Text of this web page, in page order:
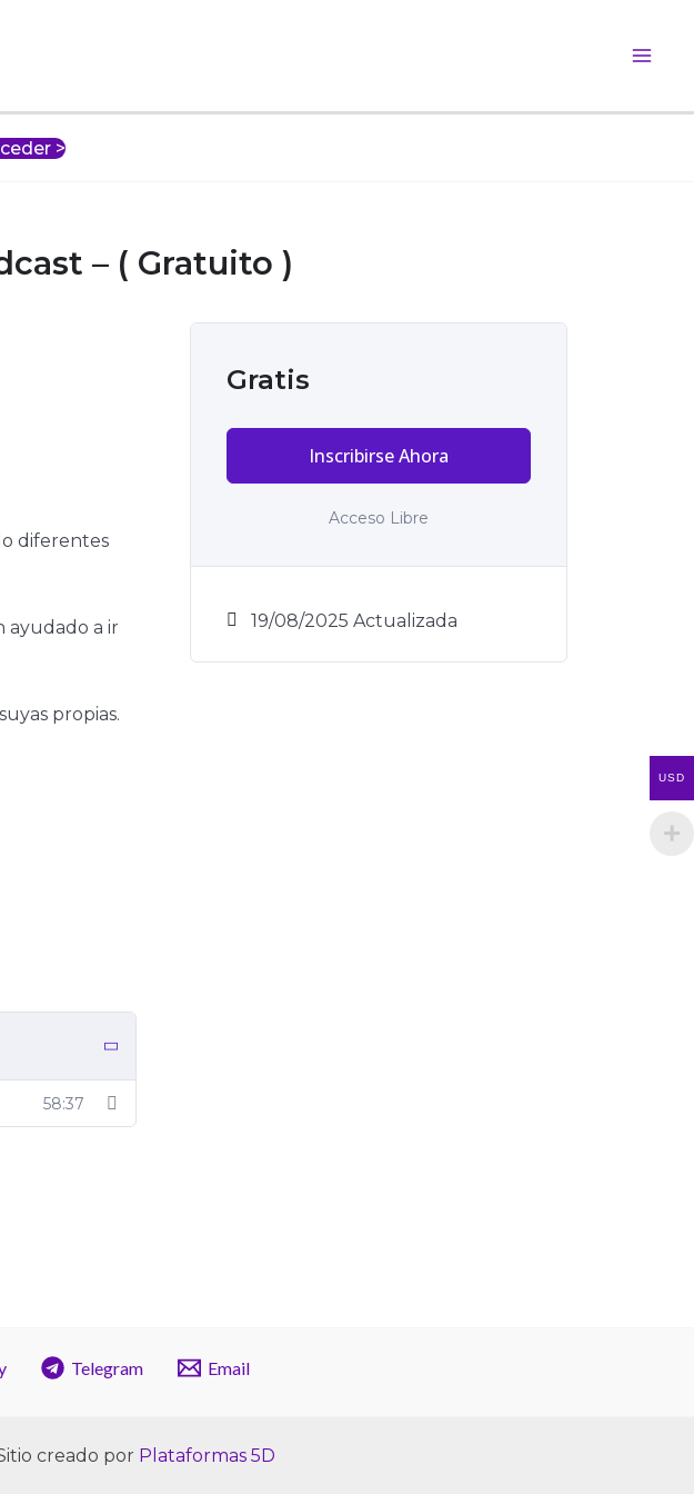
>
– ( Gratuito )
diferentes
ayudado a ir
propias.
58:37
Gratis
Inscribirse Ahora
Acceso Libre
19/08/2025 Actualizada
Telegram Email
creado por Plataformas 5D
USD